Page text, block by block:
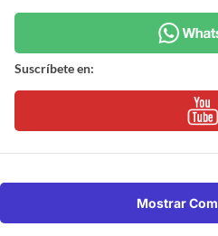
Suscríbete en:
Mostrar